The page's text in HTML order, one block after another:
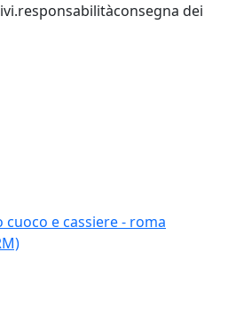
dei
e cassiere - roma